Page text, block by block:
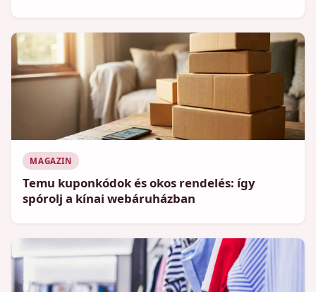
MAGAZIN
Temu kuponkódok és okos rendelés: így
spórolj a kínai webáruházban